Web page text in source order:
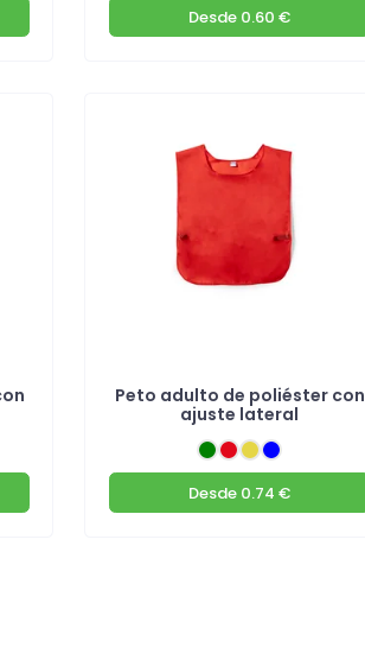
Desde 0.60 €
Peto adulto de poliéster con
ajuste lateral
Desde 0.74 €